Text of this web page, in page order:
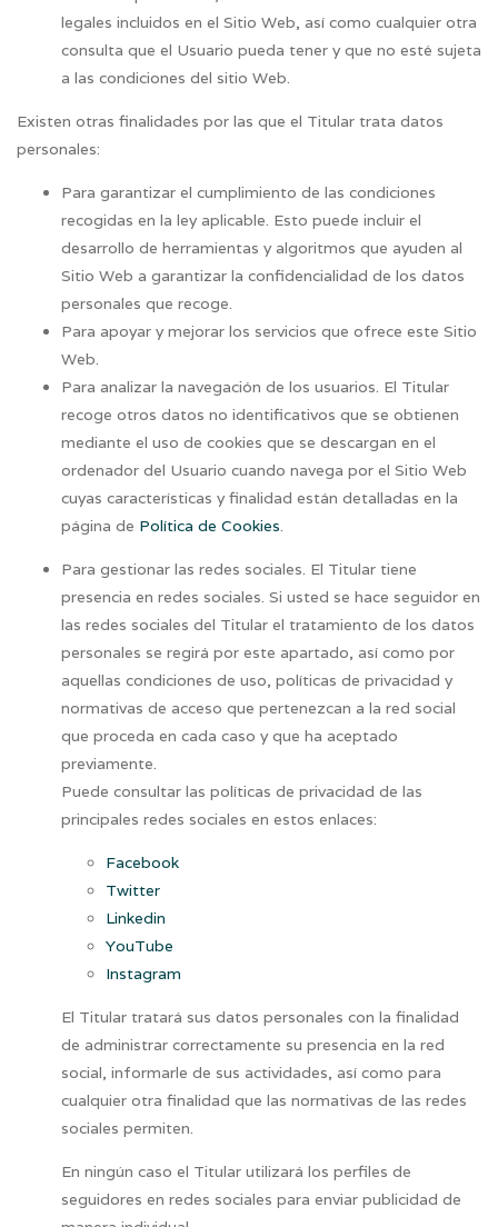
legales incluidos en el Sitio Web, así como cualquier otra
consulta que el Usuario pueda tener y que no esté sujeta
a las condiciones del sitio Web.
Existen otras finalidades por las que el Titular trata datos
personales:
Para garantizar el cumplimiento de las condiciones
recogidas en la ley aplicable. Esto puede incluir el
desarrollo de herramientas y algoritmos que ayuden al
Sitio Web a garantizar la confidencialidad de los datos
personales que recoge.
Para apoyar y mejorar los servicios que ofrece este Sitio
Web.
Para analizar la navegación de los usuarios. El Titular
recoge otros datos no identificativos que se obtienen
mediante el uso de cookies que se descargan en el
ordenador del Usuario cuando navega por el Sitio Web
cuyas características y finalidad están detalladas en la
página de Política de Cookies.
Para gestionar las redes sociales. El Titular tiene
presencia en redes sociales. Si usted se hace seguidor en
las redes sociales del Titular el tratamiento de los datos
personales se regirá por este apartado, así como por
aquellas condiciones de uso, políticas de privacidad y
normativas de acceso que pertenezcan a la red social
que proceda en cada caso y que ha aceptado
previamente.
Puede consultar las políticas de privacidad de las
principales redes sociales en estos enlaces:
Facebook
Twitter
Linkedin
YouTube
Instagram
El Titular tratará sus datos personales con la finalidad
de administrar correctamente su presencia en la red
social, informarle de sus actividades, así como para
cualquier otra finalidad que las normativas de las redes
sociales permiten.
En ningún caso el Titular utilizará los perfiles de
seguidores en redes sociales para enviar publicidad de